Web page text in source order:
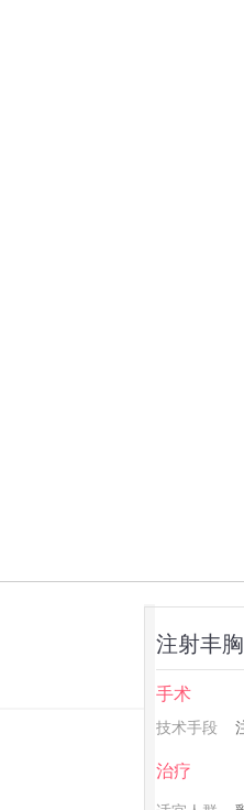
注射丰胸
手术
技术手段
治疗